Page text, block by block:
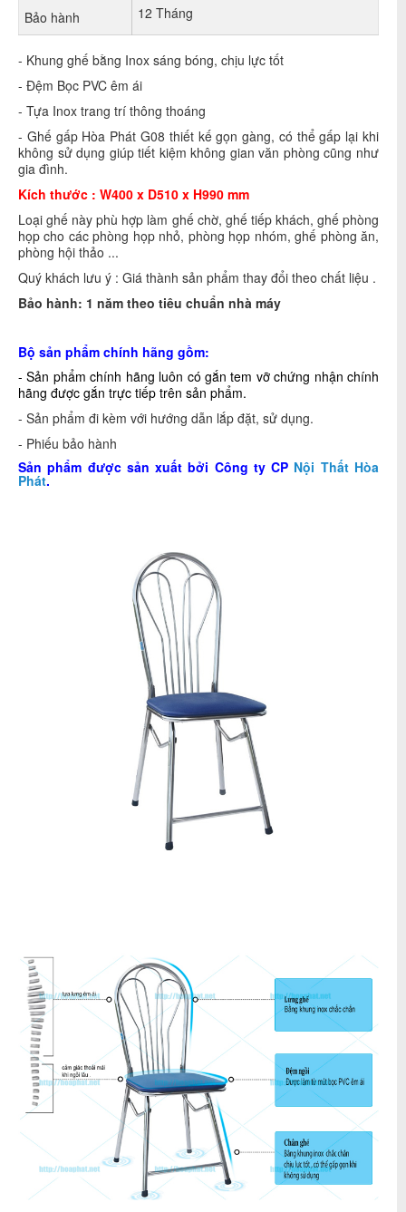
Bảo hành 12 Tháng
- Khung ghế bằng Inox sáng bóng, chịu lực tốt
- Đệm Bọc PVC êm ái
- Tựa Inox trang trí thông thoáng
- Ghế gấp Hòa Phát G08 thiết kế gọn gàng, có thể gấp lại khi
không sử dụng giúp tiết kiệm không gian văn phòng cũng như
gia đình.
Kích thước : W400 x D510 x H990 mm
Loại ghế này phù hợp làm ghế chờ, ghế tiếp khách, ghế phòng
họp cho các phòng họp nhỏ, phòng họp nhóm, ghế phòng ăn,
phòng hội thảo ...
Quý khách lưu ý : Giá thành sản phẩm thay đổi theo chất liệu .
Bảo hành: 1 năm theo tiêu chuẩn nhà máy
Bộ sản phẩm chính hãng gồm:
- Sản phẩm chính hãng luôn có gắn tem vỡ chứng nhận chính
hãng được gắn trực tiếp trên sản phẩm.
- Sản phẩm đi kèm với hướng dẫn lắp đặt, sử dụng.
- Phiếu bảo hành
Sản phẩm được sản xuất bởi Công ty CP Nội Thất Hòa
Phát.